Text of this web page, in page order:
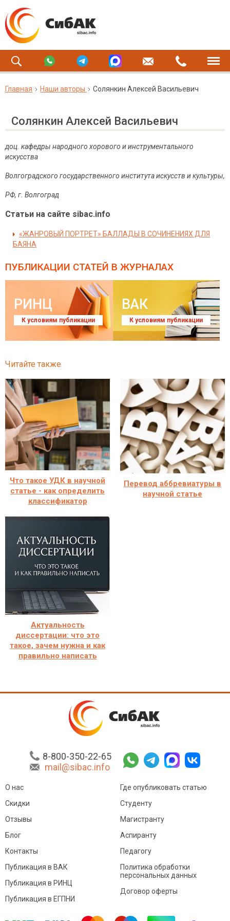
Главная Наши авторы Солянкин Алексей Васильевич
Солянкин Алексей Васильевич
доц. кафедры народного хорового и инструментального
искусства
Волгоградского государственного института искусств и культуры,
РФ, г. Волгоград
Статьи на сайте sibac.info
«ЖАНРОВЫЙ ПОРТРЕТ» БАЛЛАДЫ В СОЧИНЕНИЯХ ДЛЯ
БАЯНА
ПУБЛИКАЦИИ СТАТЕЙ В ЖУРНАЛАХ
РИНЦ
К условиям публикации
ВАК
К условиям публикации
Читайте также
Что такое УДК в научной
статье - как определить
классификатор
Перевод аббревиатуры в
научной статье
Актуальность
диссертации: что это
такое, зачем нужна и как
правильно написать
8-800-350-22-65
mail@sibac.info
О нас
Скидки
Отзывы
Блог
Контакты
Где опубликовать статью
Студенту
Магистранту
Аспиранту
Педагогу
Публикация в ВАК
Публикация в РИНЦ
Публикация в ЕГПНИ
Политика обработки
персональных данных
Договор оферты